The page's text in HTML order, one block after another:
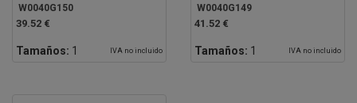
W0040G150
39.52 €
Tamaños: 1 IVA no incluido
W0040G149
41.52 €
Tamaños: 1 IVA no incluido